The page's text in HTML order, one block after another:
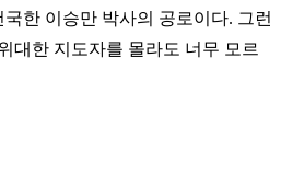
한 이승만 박사의 공로이다. 그런
대한 지도자를 몰라도 너무 모르